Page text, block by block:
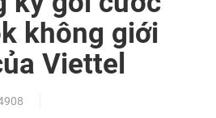
không giới
Viettel